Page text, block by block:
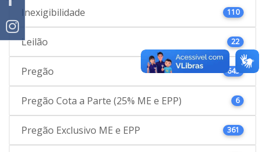
Inexigibilidade 110
Leilão 22
Pregão 645
Pregão Cota a Parte (25% ME e EPP) 6
Pregão Exclusivo ME e EPP 361